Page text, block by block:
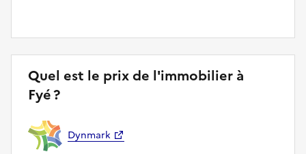
Quel est le prix de l'immobilier à
Fyé ?
Dynmark